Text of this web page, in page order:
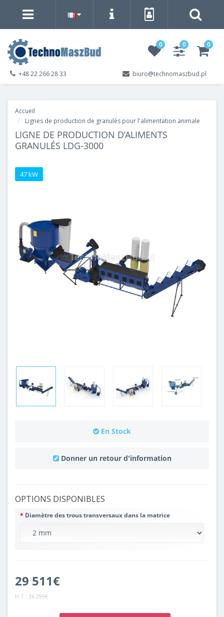
0 0 0
biuro@technomaszbud.pl
+48 22 266 28 33
Accueil
Lignes de production de granulés pour l'alimentation animale
LIGNE DE PRODUCTION D’ALIMENTS
GRANULÉS LDG-3000
47 kW
En Stock
Donner un retour d'information
OPTIONS DISPONIBLES
Diamètre des trous transversaux dans la matrice
29 511€
H.T : 36 299€